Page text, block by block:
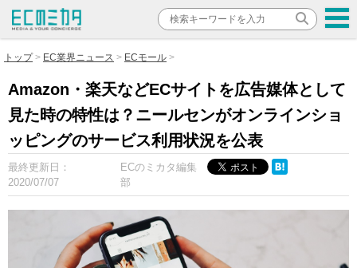
トップ EC業界ニュース ECモール
Amazon・楽天などECサイトを広告媒体として
見た時の特性は？ニールセンがオンラインショ
ッピングのサービス利用状況を公表
最終更新日：
2020/07/07
ECのミカタ編集
部